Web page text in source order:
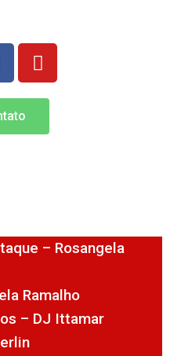
– Rosangela
Ramalho
– DJ Ittamar